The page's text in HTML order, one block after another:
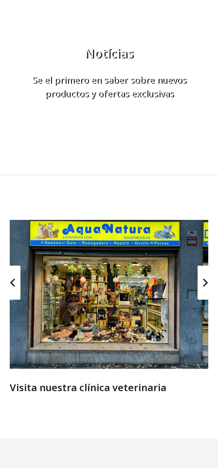
Notícias
Se el primero en saber sobre nuevos
productos y ofertas exclusivas
Visita nuestra clínica veterinaria